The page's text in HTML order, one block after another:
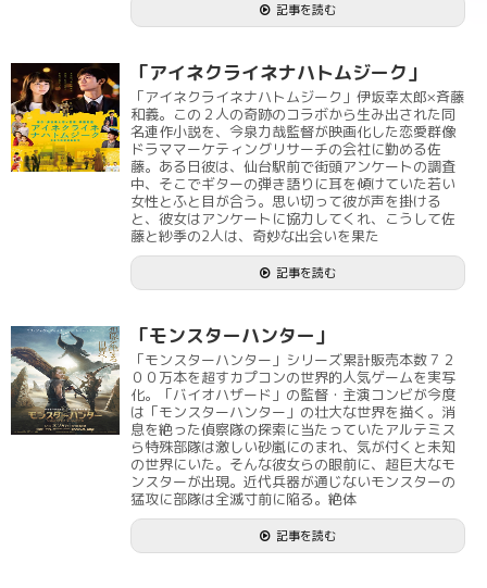
記事を読む
「アイネクライネナハトムジーク」
「アイネクライネナハトムジーク」伊坂幸太郎×斉藤
和義。この２人の奇跡のコラボから生み出された同
名連作小説を、今泉力哉監督が映画化した恋愛群像
ドラママーケティングリサーチの会社に勤める佐
藤。ある日彼は、仙台駅前で街頭アンケートの調査
中、そこでギターの弾き語りに耳を傾けていた若い
女性とふと目が合う。思い切って彼が声を掛ける
と、彼女はアンケートに協力してくれ、こうして佐
藤と紗季の2人は、奇妙な出会いを果た
記事を読む
「モンスターハンター」
「モンスターハンター」シリーズ累計販売本数７２
００万本を超すカプコンの世界的人気ゲームを実写
化。「バイオハザード」の監督・主演コンビが今度
は「モンスターハンター」の壮大な世界を描く。消
息を絶った偵察隊の探索に当たっていたアルテミス
ら特殊部隊は激しい砂嵐にのまれ、気が付くと未知
の世界にいた。そんな彼女らの眼前に、超巨大なモ
ンスターが出現。近代兵器が通じないモンスターの
猛攻に部隊は全滅寸前に陥る。絶体
記事を読む